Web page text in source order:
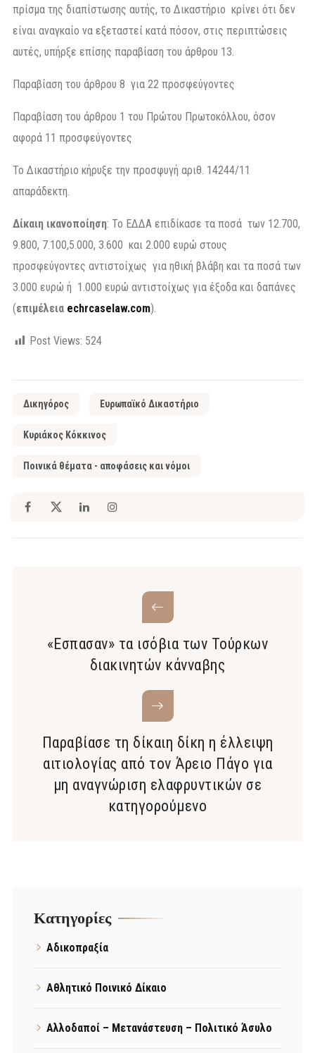
πρίσμα της διαπίστωσης αυτής, το Δικαστήριο κρίνει ότι δεν
είναι αναγκαίο να εξεταστεί κατά πόσον, στις περιπτώσεις
αυτές, υπήρξε επίσης παραβίαση του άρθρου 13.
Παραβίαση του άρθρου 8 για 22 προσφεύγοντες
Παραβίαση του άρθρου 1 του Πρώτου Πρωτοκόλλου, όσον
αφορά 11 προσφεύγοντες
Το Δικαστήριο κήρυξε την προσφυγή αριθ. 14244/11
απαράδεκτη.
Δίκαιη ικανοποίηση: Το ΕΔΔΑ επιδίκασε τα ποσά των 12.700,
9.800, 7.100,5.000, 3.600 και 2.000 ευρώ στους
προσφεύγοντες αντιστοίχως για ηθική βλάβη και τα ποσά των
3.000 ευρώ ή 1.000 ευρώ αντιστοίχως για έξοδα και δαπάνες
(επιμέλεια echrcaselaw.com).
Post Views: 524
Δικηγόρος Ευρωπαϊκό Δικαστήριο
Κυριάκος Κόκκινος
Ποινικά θέματα - αποφάσεις και νόμοι
«Εσπασαν» τα ισόβια των Τούρκων
διακινητών κάνναβης
Παραβίασε τη δίκαιη δίκη η έλλειψη
αιτιολογίας από τον Άρειο Πάγο για
μη αναγνώριση ελαφρυντικών σε
κατηγορούμενο
Kατηγορίες
Αδικοπραξία
Αθλητικό Ποινικό Δίκαιο
Αλλοδαποί – Μετανάστευση – Πολιτικό Άσυλο